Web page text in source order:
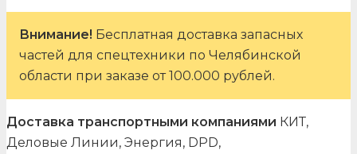
Внимание! Бесплатная доставка запасных
частей для спецтехники по Челябинской
области при заказе от 100.000 рублей.
Доставка транспортными компаниями КИТ,
Деловые Линии, Энергия, DPD,